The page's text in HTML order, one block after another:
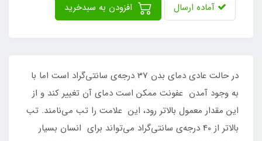
آماده ارسال
در حالت عادی دمای بدن 37 درجه‌ی سانتی‌گراد است اما با
به وجود آمدن عفونت ممکن است دمای آن تغییر کند و از
این مقدار معمول بالاتر رود، این علامت را تب می‌نامند. تب
بالاتر از 40 درجه‌ی سانتی‌گراد می‌تواند برای انسان بسیار